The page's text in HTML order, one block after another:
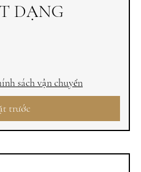
DẠNG
sách vận chuyển
trước